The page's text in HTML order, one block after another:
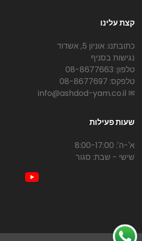
קצת עלינו
כתובתנו: אוניון 5, אשדוד
נגישות בסניף
טלפון: 08-8677663
טלפקס: 08-8677697
✉ info@ashdod-yam.co.il
שעות פעילות
א'-ה': 8:00-17:00
שישי - שבת: סגור